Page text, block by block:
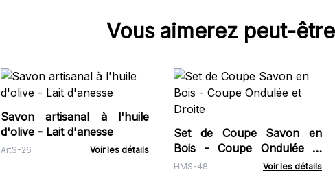
Vous aimerez peut-
Savon artisanal à l'huile
d'olive - Lait d'anesse
ArtS-26 Voir les détails
Set de Coupe Savon en
Bois - Coupe Ondulée et
Droite
HMS-48 Voir les détails